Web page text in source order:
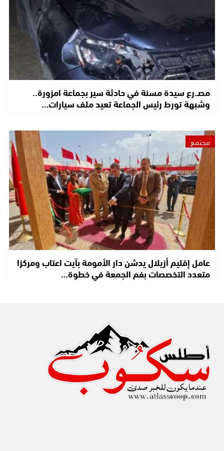
مصـ.رع سيدة مسنة في حادثة سير بجماعة امزورة..
وشبهة تورط رئيس الجماعة تعيد ملف سيارات…
مجتمع
عامل إقليم أزيلال يدشن دار الأمومة بآيت اعتاب ومركزا
متعدد التخصصات بفم الجمعة في خطوة…